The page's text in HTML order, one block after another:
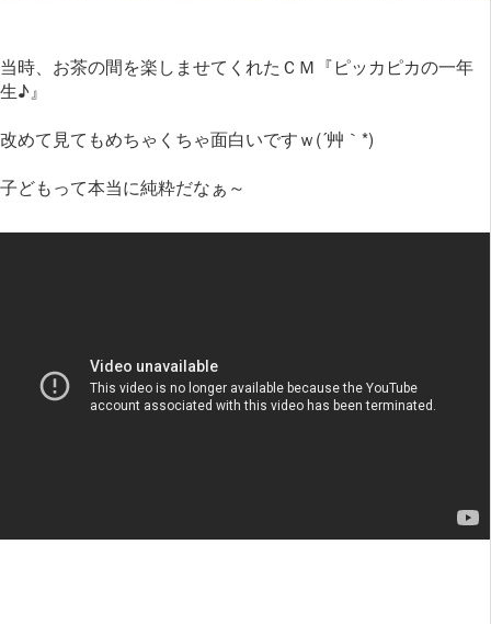
当時、お茶の間を楽しませてくれたＣＭ『ピッカピカの一年
生♪』
改めて見てもめちゃくちゃ面白いですｗ(´艸｀*)
子どもって本当に純粋だなぁ～